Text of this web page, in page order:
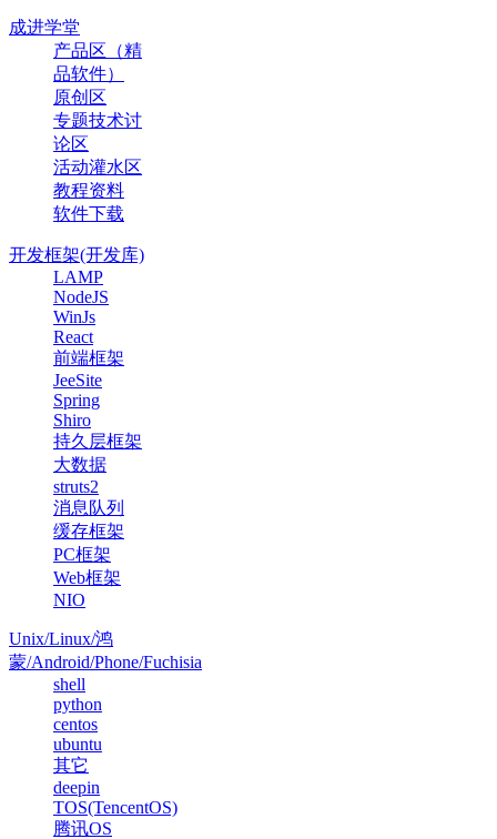
成进学堂
产品区（精
品软件）
原创区
专题技术讨
论区
活动灌水区
教程资料
软件下载
开发框架(开发库)
LAMP
NodeJS
WinJs
React
前端框架
JeeSite
Spring
Shiro
持久层框架
大数据
struts2
消息队列
缓存框架
PC框架
Web框架
NIO
Unix/Linux/鸿
蒙/Android/Phone/Fuchisia
shell
python
centos
ubuntu
其它
deepin
TOS(TencentOS)
腾讯OS